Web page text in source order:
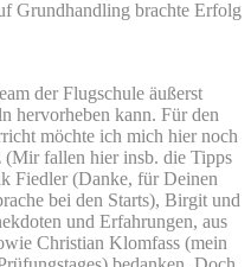
Grundhandling brachte Erfolg
der Flugschule äußerst
hervorheben kann. Für den
möchte ich mich hier noch
fallen hier insb. die Tipps
Fiedler (Danke, für Deinen
bei den Starts), Birgit und
und Erfahrungen, aus
Christian Klomfass (mein